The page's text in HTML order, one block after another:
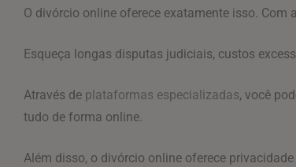
O divórcio online oferece exatamente isso.
Esqueça longas disputas judiciais, custos
Através de plataformas especializadas, você
tudo de forma online.
Além disso, o divórcio online oferece